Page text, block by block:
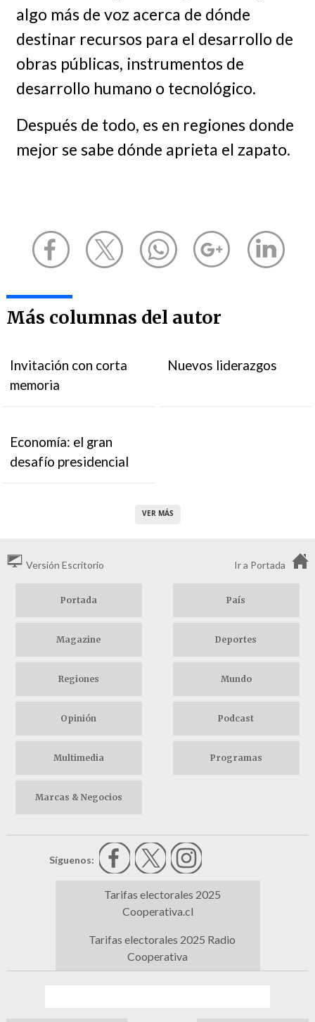
algo más de voz acerca de dónde
destinar recursos para el desarrollo de
obras públicas, instrumentos de
desarrollo humano o tecnológico.
Después de todo, es en regiones donde
mejor se sabe dónde aprieta el zapato.
Más columnas del autor
Invitación con corta
memoria
Nuevos liderazgos
Economía: el gran
desafío presidencial
VER MÁS
Versión Escritorio Ir a Portada
Portada País
Magazine Deportes
Regiones Mundo
Opinión Podcast
Multimedia Programas
Marcas & Negocios
Síguenos:
Tarifas electorales 2025
Cooperativa.cl
Tarifas electorales 2025 Radio
Cooperativa